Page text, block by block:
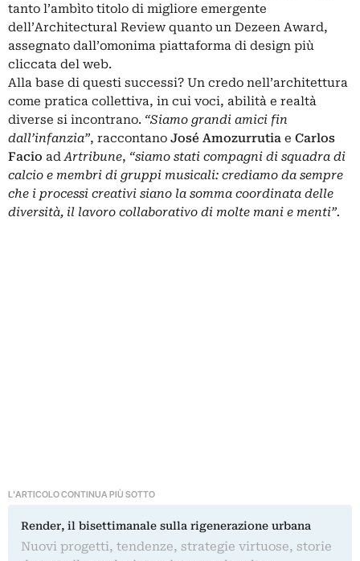
tanto l’ambìto titolo di migliore emergente
dell’Architectural Reviewquanto un Dezeen Award,
assegnato dall’omonima piattaforma di design più
cliccata del web.
Alla base di questi successi? Un credo nell’architettura
come pratica collettiva, in cui voci, abilità e realtà
diverse si incontrano. “Siamo grandi amici fin
dall’infanzia”, raccontano José Amozurrutia e Carlos
Facio adArtribune, “siamo stati compagni di squadra di
calcio e membri di gruppi musicali: crediamo da sempre
che i processi creativi siano la somma coordinata delle
diversità, il lavoro collaborativo di molte mani e menti”.
L'ARTICOLO CONTINUA PIÙ SOTTO
Render, il bisettimanale sulla rigenerazione urbana
Nuovi progetti, tendenze, strategie virtuose, storie